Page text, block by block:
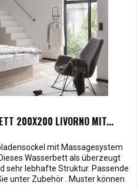
200X200 LIVORNO MIT...
mit Massagesystem
Wasserbett als überzeugt
sehr lebhafte Struktur. Passende
unter Zubehör . Muster können